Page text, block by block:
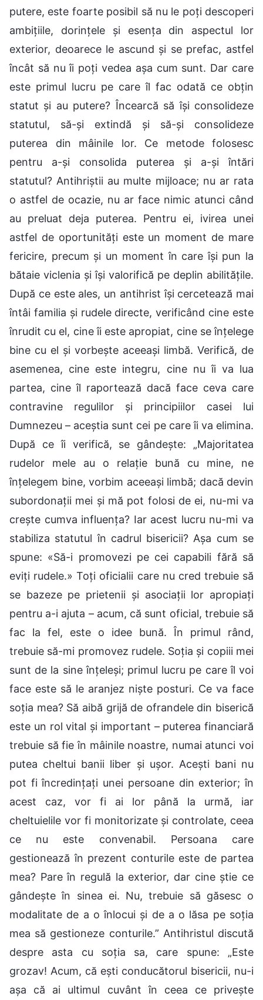
putere, este foarte posibil să nu le poți descoperi
ambițiile, dorințele și esența din aspectul lor
exterior, deoarece le ascund și se prefac, astfel
încât să nu îi poți vedea așa cum sunt. Dar care
este primul lucru pe care îl fac odată ce obțin
statut și au putere? Încearcă să își consolideze
statutul, să-și extindă și să-și consolideze
puterea din mâinile lor. Ce metode folosesc
pentru a-și consolida puterea și a-și întări
statutul? Antihriștii au multe mijloace; nu ar rata
o astfel de ocazie, nu ar face nimic atunci când
au preluat deja puterea. Pentru ei, ivirea unei
astfel de oportunități este un moment de mare
fericire, precum și un moment în care își pun la
bătaie viclenia și își valorifică pe deplin abilitățile.
După ce este ales, un antihrist își cercetează mai
întâi familia și rudele directe, verificând cine este
înrudit cu el, cine îi este apropiat, cine se înțelege
bine cu el și vorbește aceeași limbă. Verifică, de
asemenea, cine este integru, cine nu îi va lua
partea, cine îl raportează dacă face ceva care
contravine regulilor și principiilor casei lui
Dumnezeu – aceștia sunt cei pe care îi va elimina.
După ce îi verifică, se gândește: „Majoritatea
rudelor mele au o relație bună cu mine, ne
înțelegem bine, vorbim aceeași limbă; dacă devin
subordonații mei și mă pot folosi de ei, nu-mi va
crește cumva influența? Iar acest lucru nu-mi va
stabiliza statutul în cadrul bisericii? Așa cum se
spune: «Să-i promovezi pe cei capabili fără să
eviți rudele.» Toți oficialii care nu cred trebuie să
se bazeze pe prietenii și asociații lor apropiați
pentru a-i ajuta – acum, că sunt oficial, trebuie să
fac la fel, este o idee bună. În primul rând,
trebuie să-mi promovez rudele. Soția și copiii mei
sunt de la sine înțeleși; primul lucru pe care îl voi
face este să le aranjez niște posturi. Ce va face
soția mea? Să aibă grijă de ofrandele din biserică
este un rol vital și important – puterea financiară
trebuie să fie în mâinile noastre, numai atunci voi
putea cheltui banii liber și ușor. Acești bani nu
pot fi încredințați unei persoane din exterior; în
acest caz, vor fi ai lor până la urmă, iar
cheltuielile vor fi monitorizate și controlate, ceea
ce nu este convenabil. Persoana care
gestionează în prezent conturile este de partea
mea? Pare în regulă la exterior, dar cine știe ce
gândește în sinea ei. Nu, trebuie să găsesc o
modalitate de a o înlocui și de a o lăsa pe soția
mea să gestioneze conturile.” Antihristul discută
despre asta cu soția sa, care spune: „Este
grozav! Acum, că ești conducătorul bisericii, nu-i
așa că ai ultimul cuvânt în ceea ce privește